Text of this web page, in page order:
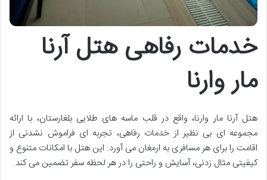
خدمات رفاهی هتل آرنا
مار وارنا
هتل آرنا مار وارنا، واقع در قلب ماسه های طلایی بلغارستان، با ارائه
مجموعه ای بی نظیر از خدمات رفاهی، تجربه ای فراموش نشدنی از
اقامت را برای هر مسافری به ارمغان می آورد. این هتل با امکانات متنوع و
کیفیتی مثال زدنی، آسایش و راحتی را در هر لحظه سفر تضمین می کند.